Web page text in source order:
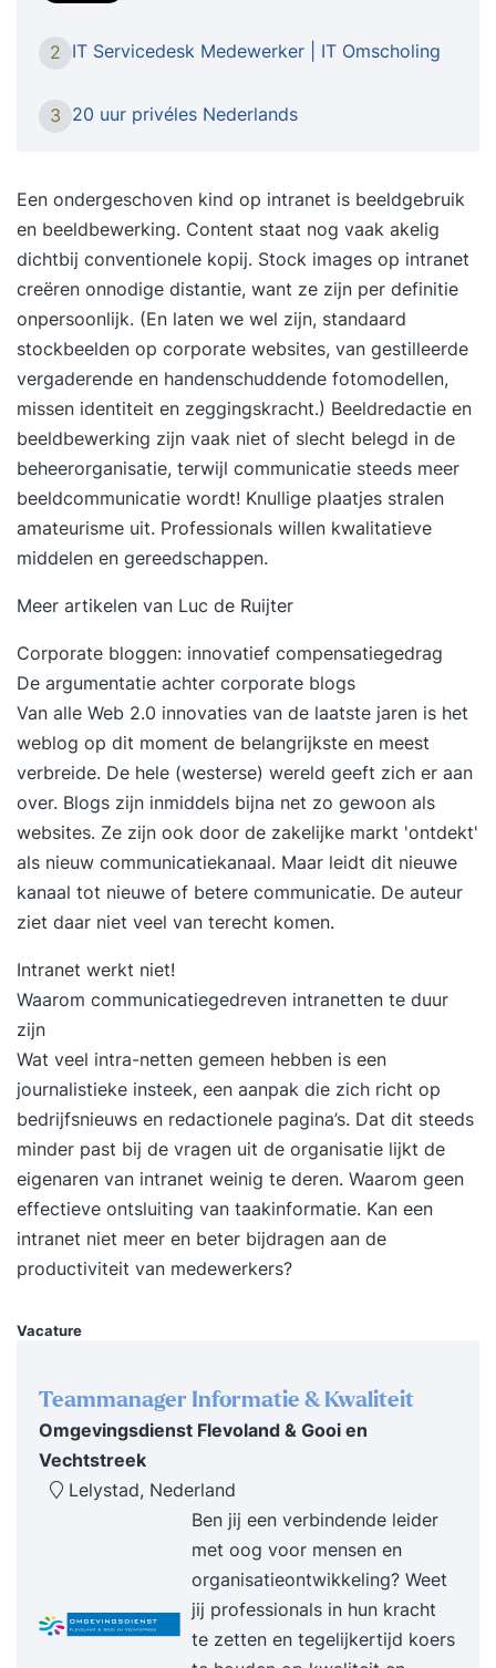
Master training (PSMI) leer je alles wat je nodig
hebt. Wil jij leren hoe je als Scrum Master de
samenwerking in jouw team perfect laat lopen? In
training (PSMI) leer je alles wat je nodig hebt.
naar projecten afronden * Van miscommunicatie
naar elkaar verstaan * Van eindeloze meetings
naar efficiënte overleggen * Van onduidelijk wie
waar wanneer aan werkt naar transparantie * Van
voortdurende verstoringen naar focus * Van
klanten op afstand naar co-creatie met jouw
klant * Officieel het Scrum.org of IIABC.org
certificaat halen Waarom Agile Scrum Group? *
Voor IT & non-IT teams * Onze trainers zijn ook
coaches in de praktijk * We maken theorie
praktisch * We werken in kleine groepen
Programma * Scrum theorie leren in interactieve
werkvormen (rollen / meetings / artifacten) *
Scrum ervaren in een uitgebreide simulatie * De
rol van de Scrum Master uitdiepen (coachen /
Kwaliteitsgarantie * Meer dan 10.000 deelnemers
getraind * 1.000 recensies met een 8.6 gemiddeld
op Springest * Niet goed geld terug Enthousiast?
Schrijf je in, download de brochure of neem
contact met ons op!
2 IT Servicedesk Medewerker | IT Omscholing
3 20 uur privéles Nederlands
Een ondergeschoven kind op intranet is beeldgebruik
en beeldbewerking. Content staat nog vaak akelig
dichtbij conventionele kopij. Stock images op intranet
creëren onnodige distantie, want ze zijn per definitie
onpersoonlijk. (En laten we wel zijn, standaard
stockbeelden op corporate websites, van gestilleerde
vergaderende en handenschuddende fotomodellen,
missen identiteit en zeggingskracht.) Beeldredactie en
beeldbewerking zijn vaak niet of slecht belegd in de
beheerorganisatie, terwijl communicatie steeds meer
beeldcommunicatie wordt! Knullige plaatjes stralen
amateurisme uit. Professionals willen kwalitatieve
middelen en gereedschappen.
Meer artikelen van Luc de Ruijter
Corporate bloggen: innovatief compensatiegedrag
De argumentatie achter corporate blogs
Van alle Web 2.0 innovaties van de laatste jaren is het
weblog op dit moment de belangrijkste en meest
verbreide. De hele (westerse) wereld geeft zich er aan
over. Blogs zijn inmiddels bijna net zo gewoon als
websites. Ze zijn ook door de zakelijke markt 'ontdekt'
als nieuw communicatiekanaal. Maar leidt dit nieuwe
kanaal tot nieuwe of betere communicatie. De auteur
ziet daar niet veel van terecht komen.
Intranet werkt niet!
Waarom communicatiegedreven intranetten te duur
zijn
Wat veel intra-netten gemeen hebben is een
journalistieke insteek, een aanpak die zich richt op
bedrijfsnieuws en redactionele pagina’s. Dat dit steeds
minder past bij de vragen uit de organisatie lijkt de
eigenaren van intranet weinig te deren. Waarom geen
effectieve ontsluiting van taakinformatie. Kan een
intranet niet meer en beter bijdragen aan de
productiviteit van medewerkers?
Vacature
Teammanager Informatie & Kwaliteit
Omgevingsdienst Flevoland & Gooi en
Vechtstreek
Lelystad, Nederland
Ben jij een verbindende leider
met oog voor mensen en
organisatieontwikkeling? Weet
jij professionals in hun kracht
te zetten en tegelijkertijd koers